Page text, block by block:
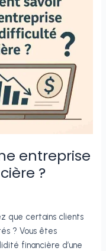
entreprise
?
que certains clients
? Vous êtes
financière d’une